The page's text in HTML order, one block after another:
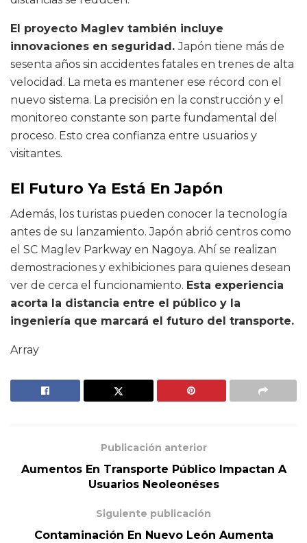
El proyecto Maglev también incluye
innovaciones en seguridad.Japón tiene más de
sesenta años sin accidentes fatales en trenes de alta
velocidad. La meta es mantener ese récord con el
nuevo sistema. La precisión en la construcción y el
monitoreo constante son parte fundamental del
proceso. Esto crea confianza entre usuarios y
visitantes.
El Futuro Ya Está En Japón
Además, los turistas pueden conocer la tecnología
antes de su lanzamiento. Japón abrió centros como
el SC Maglev Parkway en Nagoya. Ahí se realizan
demostraciones y exhibiciones para quienes desean
ver de cerca el funcionamiento. Esta experiencia
acorta la distancia entre el público y la
ingeniería que marcará el futuro del transporte.
Array
Publicación anterior
Aumentos En Transporte Público Impactan A
Usuarios Neoleonéses
Siguiente publicación
Contaminación En Nuevo León Aumenta